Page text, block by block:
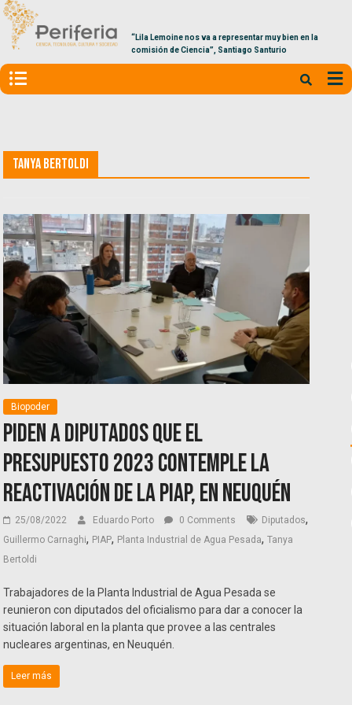
“Lila Lemoine nos va a representar muy bien en la
comisión de Ciencia”, Santiago Santurio
Tanya Bertoldi
Biopoder
Piden a diputados que el
Presupuesto 2023 contemple la
reactivación de la PIAP, en Neuquén
25/08/2022 Eduardo Porto 0 Comments Diputados,
Guillermo Carnaghi, PIAP, Planta Industrial de Agua Pesada,Tanya
Bertoldi
Trabajadores de la Planta Industrial de Agua Pesada se
reunieron con diputados del oficialismo para dar a conocer la
situación laboral en la planta que provee a las centrales
nucleares argentinas, en Neuquén.
Leer más